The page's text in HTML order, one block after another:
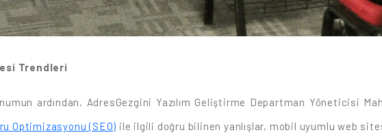
Trendleri
ardından, AdresGezgini Yazılım Geliştirme Departman Yöneticisi
Optimizasyonu (SEO) ile ilgili doğru bilinen yanlışlar, mobil uyumlu web